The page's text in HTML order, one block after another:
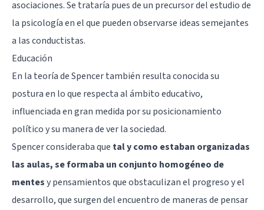
asociaciones. Se trataría pues de un precursor del estudio de
la psicología en el que pueden observarse ideas semejantes
a las conductistas.
Educación
En la teoría de Spencer también resulta conocida su
postura en lo que respecta al ámbito educativo,
influenciada en gran medida por su posicionamiento
político y su manera de ver la sociedad.
Spencer consideraba que tal y como estaban organizadas
las aulas, se formaba un conjunto homogéneo de
mentesy pensamientos que obstaculizan el progreso y el
desarrollo, que surgen del encuentro de maneras de pensar